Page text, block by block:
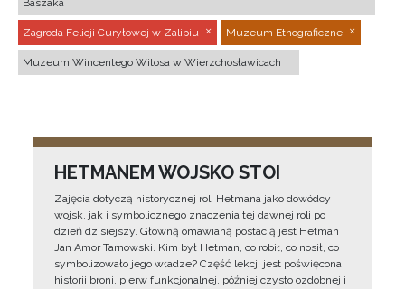
Baszaka
Zagroda Felicji Curyłowej w Zalipiu Muzeum Etnograficzne
Muzeum Wincentego Witosa w Wierzchosławicach
HETMANEM WOJSKO STOI
Zajęcia dotyczą historycznej roli Hetmana jako dowódcy
wojsk, jak i symbolicznego znaczenia tej dawnej roli po
dzień dzisiejszy. Główną omawianą postacią jest Hetman
Jan Amor Tarnowski. Kim był Hetman, co robił, co nosił, co
symbolizowało jego władze? Część lekcji jest poświęcona
historii broni, pierw funkcjonalnej, później czysto ozdobnej i